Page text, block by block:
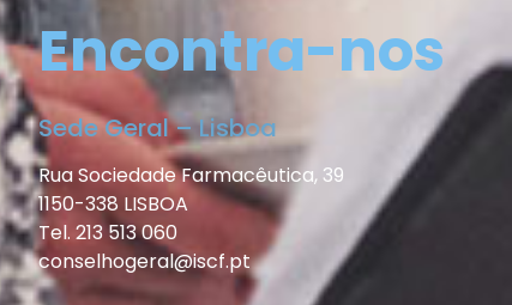
Encontra-nos
Sede Geral – Lisboa
Rua Sociedade Farmacêutica, 39
1150-338 LISBOA
Tel. 213 513 060
conselhogeral@iscf.pt